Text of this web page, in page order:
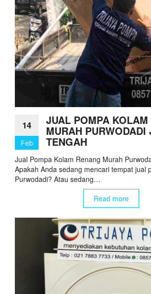
14
Feb
JUAL POMPA KOLAM
MURAH PURWODADI
TENGAH
Jual Pompa Kolam Renang Murah
Apakah Anda sedang mencari tempat jual
Purwodadi? Atau sedang…
Read more